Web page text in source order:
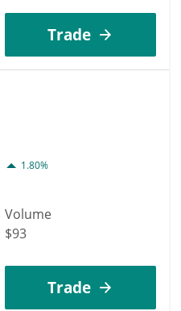
Trade
1.80%
Volume
$93
Trade